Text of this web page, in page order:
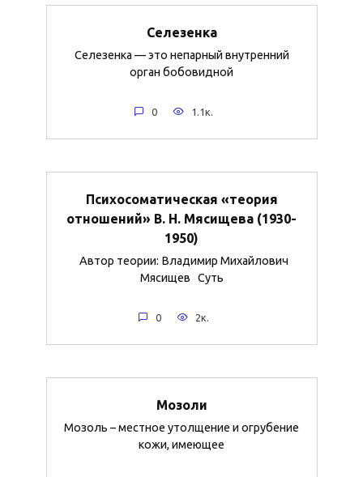
Селезенка
Селезенка — это непарный внутренний
орган бобовидной
0 1.1к.
Психосоматическая «теория
отношений» В. Н. Мясищева (1930-
1950)
Автор теории: Владимир Михайлович
Мясищев Суть
0 2к.
Мозоли
Мозоль – местное утолщение и огрубение
кожи, имеющее